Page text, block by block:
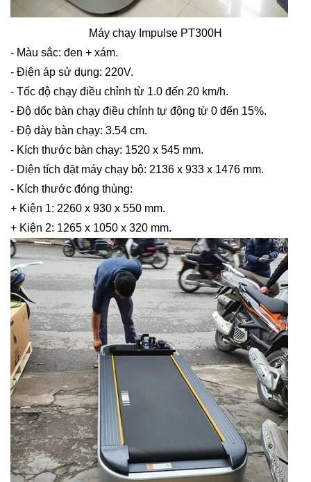
Máy chạy Impulse PT300H
- Màu sắc: đen + xám.
- Điện áp sử dụng: 220V.
- Tốc độ chạy điều chỉnh từ 1.0 đến 20 km/h.
- Độ dốc bàn chạy điều chỉnh tự động từ 0 đến 15%.
- Độ dày bàn chạy: 3.54 cm.
- Kích thước bàn chạy: 1520 x 545 mm.
- Diện tích đặt máy chạy bộ: 2136 x 933 x 1476 mm.
- Kích thước đóng thùng:
+ Kiện 1: 2260 x 930 x 550 mm.
+ Kiện 2: 1265 x 1050 x 320 mm.